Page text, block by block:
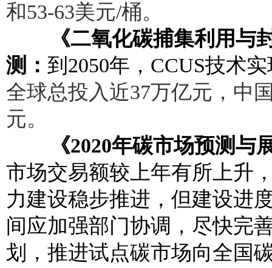
和53-63美元/桶。
《二氧化碳捕集利用与封
测： 到2050年，CCUS技术实
全球总投入近37万亿元，中
元。
《2020年碳市场预测与
市场交易额较上年有所上升
力建设稳步推进，但建设进
间应加强部门协调，尽快完
划，推进试点碳市场向全国